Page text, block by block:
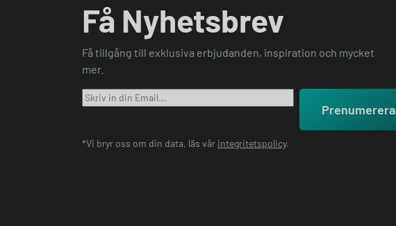
Få Nyhetsbrev
Få tillgång till exklusiva erbjudanden, inspiration och mycket
mer.
Prenumerera
*Vi bryr oss om din data, läs vår integritetspolicy.